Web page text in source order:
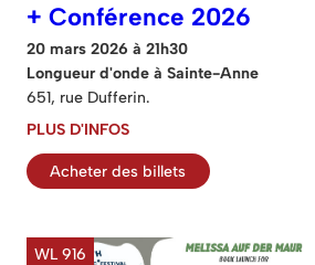
+ Conférence 2026
20 mars 2026 à 21h30
Longueur d'onde à Sainte-Anne
651, rue Dufferin.
PLUS D'INFOS
Acheter des billets
WL 916